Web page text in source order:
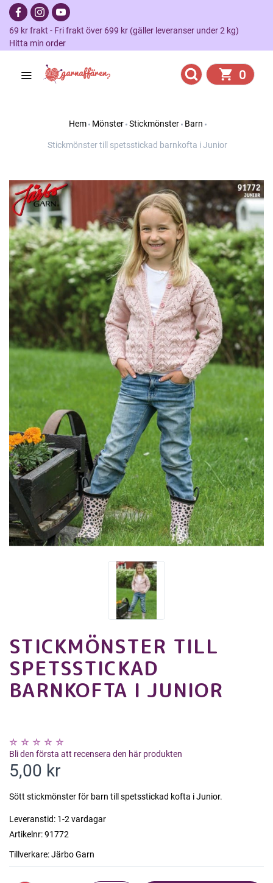
69 kr frakt - Fri frakt över 699 kr (gäller leveranser under 2 kg)
Hitta min order
0
Hem Mönster Stickmönster Barn
Stickmönster till spetsstickad barnkofta i Junior
STICKMÖNSTER TILL
SPETSSTICKAD
BARNKOFTA I JUNIOR
Bli den första att recensera den här produkten
5,00 kr
Sött stickmönster för barn till spetsstickad kofta i Junior.
Leveranstid: 1-2 vardagar
Artikelnr:91772
Tillverkare:Järbo Garn